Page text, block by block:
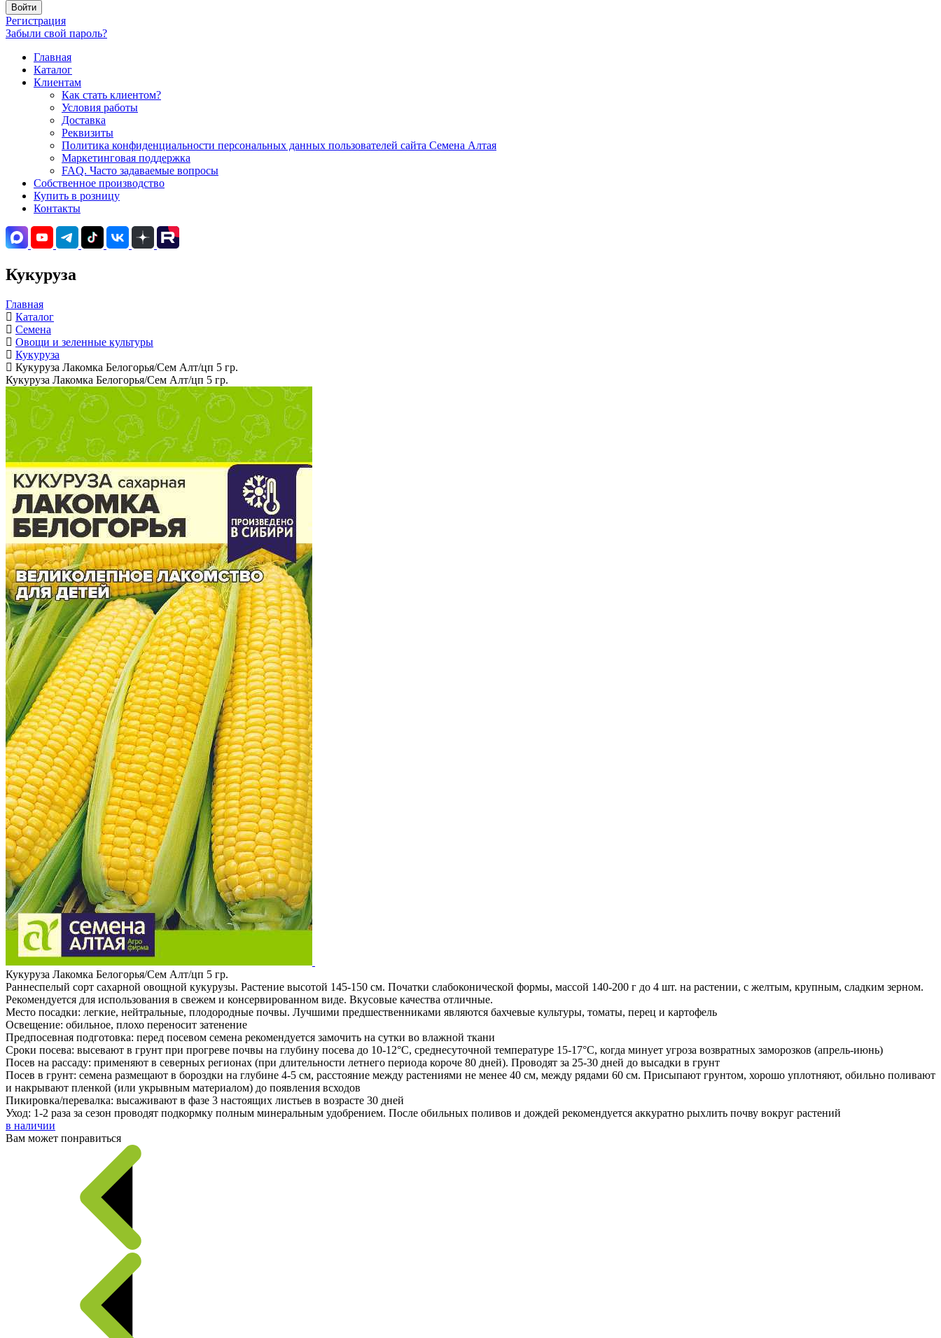
Регистрация
Забыли свой пароль?
Главная
Каталог
Клиентам
Как стать клиентом?
Условия работы
Доставка
Реквизиты
Политика конфиденциальности персональных данных пользователей сайта Семена Алтая
Маркетинговая поддержка
FAQ. Часто задаваемые вопросы
Собственное производство
Купить в розницу
Контакты
Кукуруза
Главная
Каталог
Семена
Овощи и зеленные культуры
Кукуруза
Кукуруза Лакомка Белогорья/Сем Алт/цп 5 гр.
Кукуруза Лакомка Белогорья/Сем Алт/цп 5 гр.
Кукуруза Лакомка Белогорья/Сем Алт/цп 5 гр.
Раннеспелый сорт сахарной овощной кукурузы. Растение высотой 145-150 см. Початки слабоконической формы, массой 140-200 г до 4 шт. на растении, с желтым, крупным, сладким зерном.
Рекомендуется для использования в свежем и консервированном виде. Вкусовые качества отличные.
Место посадки: легкие, нейтральные, плодородные почвы. Лучшими предшественниками являются бахчевые культуры, томаты, перец и картофель
Освещение: обильное, плохо переносит затенение
Предпосевная подготовка: перед посевом семена рекомендуется замочить на сутки во влажной ткани
Сроки посева: высевают в грунт при прогреве почвы на глубину посева до 10-12°С, среднесуточной температуре 15-17°С, когда минует угроза возвратных заморозков (апрель-июнь)
Посев на рассаду: применяют в северных регионах (при длительности летнего периода короче 80 дней). Проводят за 25-30 дней до высадки в грунт
Посев в грунт: семена размещают в бороздки на глубине 4-5 см, расстояние между растениями не менее 40 см, между рядами 60 см. Присыпают грунтом, хорошо уплотняют, обильно поливают
и накрывают пленкой (или укрывным материалом) до появления всходов
Пикировка/перевалка: высаживают в фазе 3 настоящих листьев в возрасте 30 дней
Уход: 1-2 раза за сезон проводят подкормку полным минеральным удобрением. После обильных поливов и дождей рекомендуется аккуратно рыхлить почву вокруг растений
в наличии
Вам может понравиться